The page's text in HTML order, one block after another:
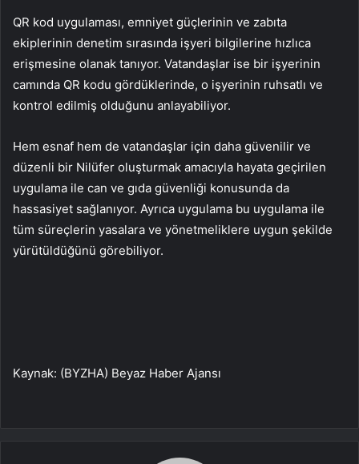
QR kod uygulaması, emniyet güçlerinin ve zabıta
ekiplerinin denetim sırasında işyeri bilgilerine hızlıca
erişmesine olanak tanıyor. Vatandaşlar ise bir işyerinin
camında QR kodu gördüklerinde, o işyerinin ruhsatlı ve
kontrol edilmiş olduğunu anlayabiliyor.
Hem esnaf hem de vatandaşlar için daha güvenilir ve
düzenli bir Nilüfer oluşturmak amacıyla hayata geçirilen
uygulama ile can ve gıda güvenliği konusunda da
hassasiyet sağlanıyor. Ayrıca uygulama bu uygulama ile
tüm süreçlerin yasalara ve yönetmeliklere uygun şekilde
yürütüldüğünü görebiliyor.
Kaynak: (BYZHA) Beyaz Haber Ajansı